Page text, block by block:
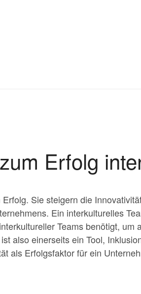
Erfolg
Sie steigern die
Ein interkulturelles
Teams benötigt,
also einerseits ein Tool,
als Erfolgsfaktor für ein